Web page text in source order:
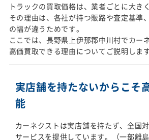
トラックの買取価格は、業者ごとに大き
その理由は、各社が持つ販路や査定基準
の幅が違うためです。
ここでは、長野県上伊那郡中川村でカー
高価買取できる理由についてご説明します
実店舗を持たないからこそ
能
カーネクストは実店舗を持たず、全国
サービスを提供しています。（一部離